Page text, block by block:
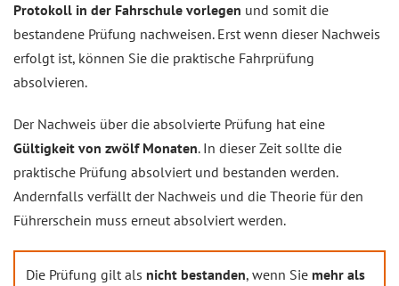
Protokoll in der Fahrschule vorlegen und somit die
bestandene Prüfung nachweisen. Erst wenn dieser Nachweis
erfolgt ist, können Sie die praktische Fahrprüfung
absolvieren.
Der Nachweis über die absolvierte Prüfung hat eine
Gültigkeit von zwölf Monaten. In dieser Zeit sollte die
praktische Prüfung absolviert und bestanden werden.
Andernfalls verfällt der Nachweis und die Theorie für den
Führerschein muss erneut absolviert werden.
Die Prüfung gilt als nicht bestanden, wenn Sie mehr als